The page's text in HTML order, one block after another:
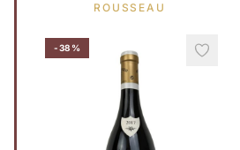
ROUSSEAU
-38%